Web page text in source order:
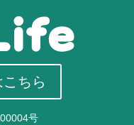
ちら
号